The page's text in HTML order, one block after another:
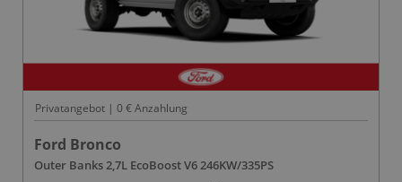
Privatangebot | 0 € Anzahlung
Ford Bronco
Outer Banks 2,7L EcoBoost V6 246KW/335PS